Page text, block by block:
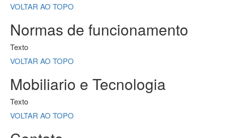
VOLTAR AO TOPO
Normas de funcionamento
Texto
VOLTAR AO TOPO
Mobiliario e Tecnologia
Texto
VOLTAR AO TOPO